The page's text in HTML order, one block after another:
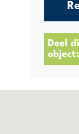
Deel
object: